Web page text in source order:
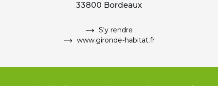
33800 Bordeaux
S'y rendre
www.gironde-habitat.fr